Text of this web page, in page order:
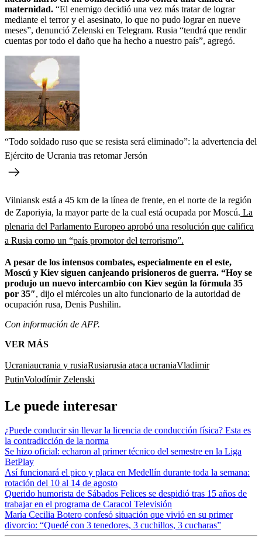
maternidad. “El enemigo decidió una vez más tratar de lograr
mediante el terror y el asesinato, lo que no pudo lograr en nueve
meses”, denunció Zelenski en Telegram. Rusia “tendrá que rendir
cuentas por todo el daño que ha hecho a nuestro país”, agregó.
“Todo soldado ruso que se resista será eliminado”: la advertencia del
Ejército de Ucrania tras retomar Jersón
Vilniansk está a 45 km de la línea de frente, en el norte de la región
de Zaporiyia, la mayor parte de la cual está ocupada por Moscú. La
plenaria del Parlamento Europeo aprobó una resolución que califica
a Rusia como un “país promotor del terrorismo”.
A pesar de los intensos combates, especialmente en el este,
Moscú y Kiev siguen canjeando prisioneros de guerra. “Hoy se
produjo un nuevo intercambio con Kiev según la fórmula 35
por 35″, dijo el miércoles un alto funcionario de la autoridad de
ocupación rusa, Denis Pushilin.
Con información de AFP.
VER MÁS
Ucraniaucrania y rusiaRusiarusia ataca ucraniaVladimir
PutinVolodímir Zelenski
Le puede interesar
¿Puede conducir sin llevar la licencia de conducción física? Esta es
la contradicción de la norma
Se hizo oficial: echaron al primer técnico del semestre en la Liga
BetPlay
Así funcionará el pico y placa en Medellín durante toda la semana:
rotación del 10 al 14 de agosto
Querido humorista de Sábados Felices se despidió tras 15 años de
trabajar en el programa de Caracol Televisión
María Cecilia Botero confesó situación que vivió en su primer
divorcio: “Quedé con 3 tenedores, 3 cuchillos, 3 cucharas”